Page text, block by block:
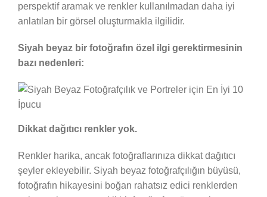
perspektif aramak ve renkler kullanılmadan daha iyi
anlatılan bir görsel oluşturmakla ilgilidir.
Siyah beyaz bir fotoğrafın özel ilgi gerektirmesinin
bazı nedenleri:
Dikkat dağıtıcı renkler yok.
Renkler harika, ancak fotoğraflarınıza dikkat dağıtıcı
şeyler ekleyebilir. Siyah beyaz fotoğrafçılığın büyüsü,
fotoğrafın hikayesini boğan rahatsız edici renklerden